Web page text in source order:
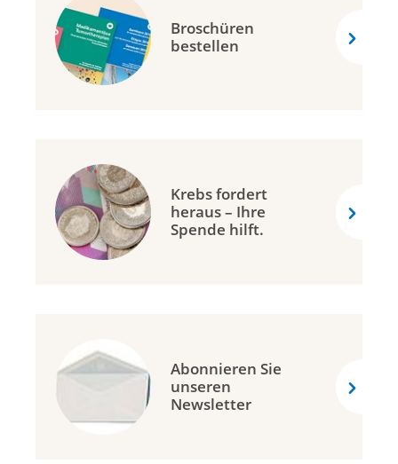
Broschüren
bestellen
Krebs fordert
heraus – Ihre
Spende hilft.
Abonnieren Sie
unseren
Newsletter